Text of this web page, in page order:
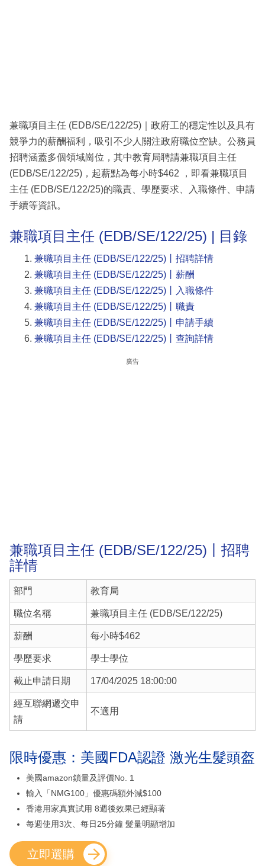
兼職項目主任 (EDB/SE/122/25)｜政府工的穩定性以及具有
競爭力的薪酬福利，吸引不少人關注政府職位空缺。公務員
招聘涵蓋多個領域崗位，其中教育局聘請兼職項目主任
(EDB/SE/122/25)，起薪點為每小時$462 ，即看兼職項目
主任 (EDB/SE/122/25)的職責、學歷要求、入職條件、申請
手續等資訊。
兼職項目主任 (EDB/SE/122/25) | 目錄
兼職項目主任 (EDB/SE/122/25)丨招聘詳情
兼職項目主任 (EDB/SE/122/25)丨薪酬
兼職項目主任 (EDB/SE/122/25)丨入職條件
兼職項目主任 (EDB/SE/122/25)丨職責
兼職項目主任 (EDB/SE/122/25)丨申請手續
兼職項目主任 (EDB/SE/122/25)丨查詢詳情
廣告
兼職項目主任 (EDB/SE/122/25)丨招聘
詳情
部門 教育局
職位名稱 兼職項目主任 (EDB/SE/122/25)
薪酬 每小時$462
學歷要求 學士學位
截止申請日期 17/04/2025 18:00:00
經互聯網遞交申
請
不適用
限時優惠：美國FDA認證 激光生髮頭盔
美國amazon鎖量及評價No. 1
輸入「NMG100」優惠碼額外減$100
香港用家真實試用 8週後效果已經顯著
每週使用3次、每日25分鐘 髮量明顯增加
立即選購